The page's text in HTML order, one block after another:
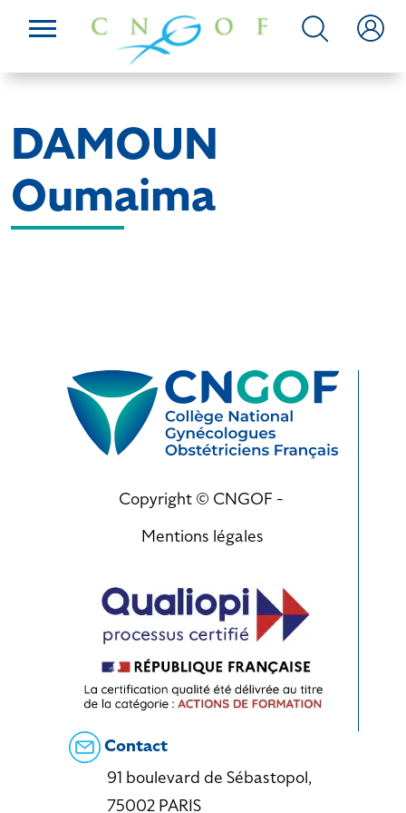
DAMOUN
Oumaima
Copyright © CNGOF -
Mentions légales
Contact
91 boulevard de Sébastopol,
75002 PARIS